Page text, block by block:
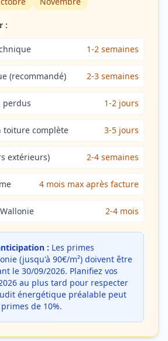
:
1-2 semaines
(recommandé) 2-3 semaines
perdus 1-2 jours
toiture complète 3-5 jours
extérieurs) 2-4 semaines
4 mois max après facture
2-4 mois
: Les primes
(jusqu'à 90€/m²) doivent être
le 30/09/2026. Planifiez vos
au plus tard pour respecter
énergétique préalable peut
de 10%.